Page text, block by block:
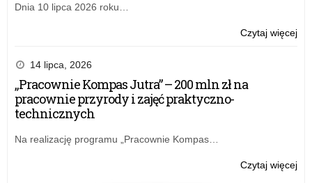
Dnia 10 lipca 2026 roku…
Czytaj więcejo:
14 lipca, 2026
„Pracownie Kompas Jutra” – 200 mln zł na
pracownie przyrody i zajęć praktyczno-
technicznych
Na realizację programu „Pracownie Kompas…
Czytaj więcejo: